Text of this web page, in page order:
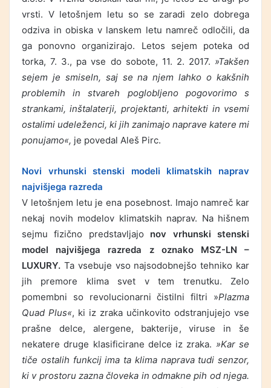
vrsti. V letošnjem letu so se zaradi zelo dobrega
odziva in obiska v lanskem letu namreč odločili, da
ga ponovno organizirajo. Letos sejem poteka od
torka, 7. 3., pa vse do sobote, 11. 2. 2017. »Takšen
sejem je smiseln, saj se na njem lahko o kakšnih
problemih in stvareh poglobljeno pogovorimo s
strankami, inštalaterji, projektanti, arhitekti in vsemi
ostalimi udeleženci, ki jih zanimajo naprave katere mi
ponujamo«, je povedal Aleš Pirc.
Novi vrhunski stenski modeli klimatskih naprav
najvišjega razreda
V letošnjem letu je ena posebnost. Imajo namreč kar
nekaj novih modelov klimatskih naprav. Na hišnem
sejmu fizično predstavljajo nov vrhunski stenski
model najvišjega razreda z oznako MSZ-LN –
LUXURY. Ta vsebuje vso najsodobnejšo tehniko kar
jih premore klima svet v tem trenutku. Zelo
pomembni so revolucionarni čistilni filtri »Plazma
Quad Plus«, ki iz zraka učinkovito odstranjujejo vse
prašne delce, alergene, bakterije, viruse in še
nekatere druge klasificirane delce iz zraka. »Kar se
tiče ostalih funkcij ima ta klima naprava tudi senzor,
ki v prostoru zazna človeka in odmakne pih od njega.